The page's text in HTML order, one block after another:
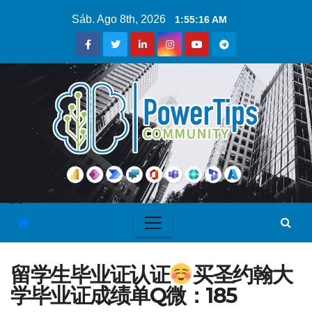
Sáb. Ago 8th, 2026 1:55:17 AM
留学生毕业证认证
买圣约翰大
学毕业证成绩单Q微：185